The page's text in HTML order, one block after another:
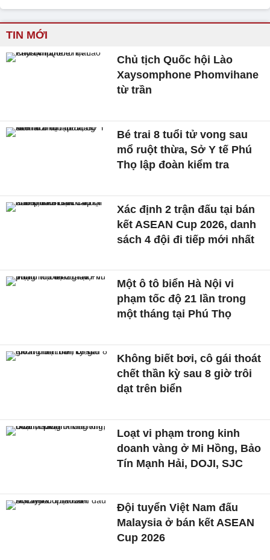
TIN MỚI
Chủ tịch Quốc hội Lào
Xaysomphone Phomvihane
từ trần
Bé trai 8 tuổi tử vong sau
mổ ruột thừa, Sở Y tế Phú
Thọ lập đoàn kiểm tra
Xác định 2 trận đấu tại bán
kết ASEAN Cup 2026, danh
sách 4 đội đi tiếp mới nhất
Một ô tô biển Hà Nội vi
phạm tốc độ 21 lần trong
một tháng tại Phú Thọ
Không biết bơi, cô gái thoát
chết thần kỳ sau 8 giờ trôi
dạt trên biển
Loạt vi phạm trong kinh
doanh vàng ở Mi Hồng, Bảo
Tín Mạnh Hải, DOJI, SJC
Đội tuyển Việt Nam đấu
Malaysia ở bán kết ASEAN
Cup 2026